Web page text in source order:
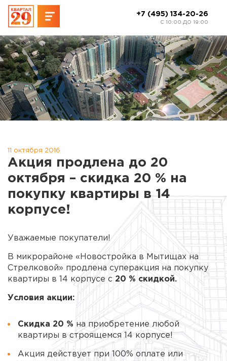
+7 (495) 134-20-26
C 10:00 ДО 19:00
11 октября 2016
Акция продлена до 20
октября – скидка 20 % на
покупку квартиры в 14
корпусе!
Уважаемые покупатели!
В микрорайоне «Новостройка в Мытищах на
Стрелковой» продлена суперакция на покупку
квартиры в 14 корпусе с 20 % скидкой.
Условия акции:
Скидка 20 % на приобретение любой
квартиры в строящемся 14 корпусе!
Акция действует при 100% оплате или